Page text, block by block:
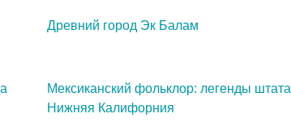
Древний город Эк Балам
Мексиканский фольклор: легенды штата
Нижняя Калифорния